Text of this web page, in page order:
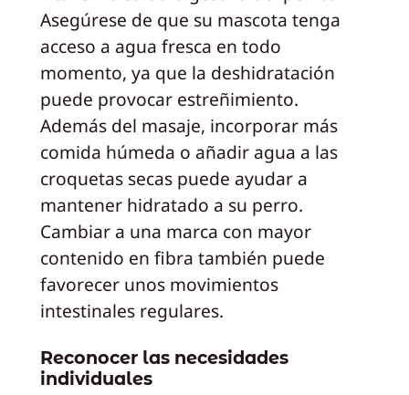
Asegúrese de que su mascota tenga
acceso a agua fresca en todo
momento, ya que la deshidratación
puede provocar estreñimiento.
Además del masaje, incorporar más
comida húmeda o añadir agua a las
croquetas secas puede ayudar a
mantener hidratado a su perro.
Cambiar a una marca con mayor
contenido en fibra también puede
favorecer unos movimientos
intestinales regulares.
Reconocer las necesidades
individuales